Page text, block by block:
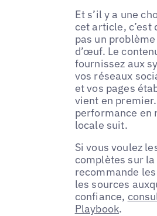
Et s’il y a une
cet article, c’est
pas un
d’œuf. Le
fournissez aux
vos réseaux
et vos pages
vient en
performance en
locale suit.
Si vous voulez
complètes sur la
recommande
les sources
confiance,
Playbook.